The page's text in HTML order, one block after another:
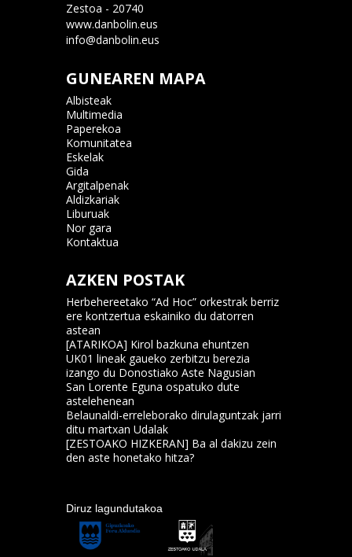
Zestoa - 20740
www.danbolin.eus
info@danbolin.eus
GUNEAREN MAPA
Albisteak
Multimedia
Paperekoa
Komunitatea
Eskelak
Gida
Argitalpenak
Aldizkariak
Liburuak
Nor gara
Kontaktua
AZKEN POSTAK
Herbehereetako “Ad Hoc” orkestrak berriz
ere kontzertua eskainiko du datorren
astean
[ATARIKOA] Kirol bazkuna ehuntzen
UK01 lineak gaueko zerbitzu berezia
izango du Donostiako Aste Nagusian
San Lorente Eguna ospatuko dute
astelehenean
Belaunaldi-erreleborako dirulaguntzak jarri
ditu martxan Udalak
[ZESTOAKO HIZKERAN] Ba al dakizu zein
den aste honetako hitza?
Diruz lagundutakoa